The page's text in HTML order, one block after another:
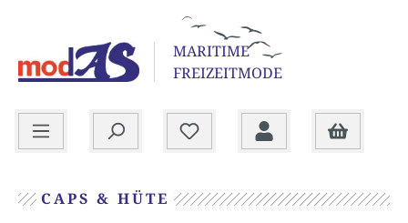
MARITIME
FREIZEITMODE
CAPS & HÜTE